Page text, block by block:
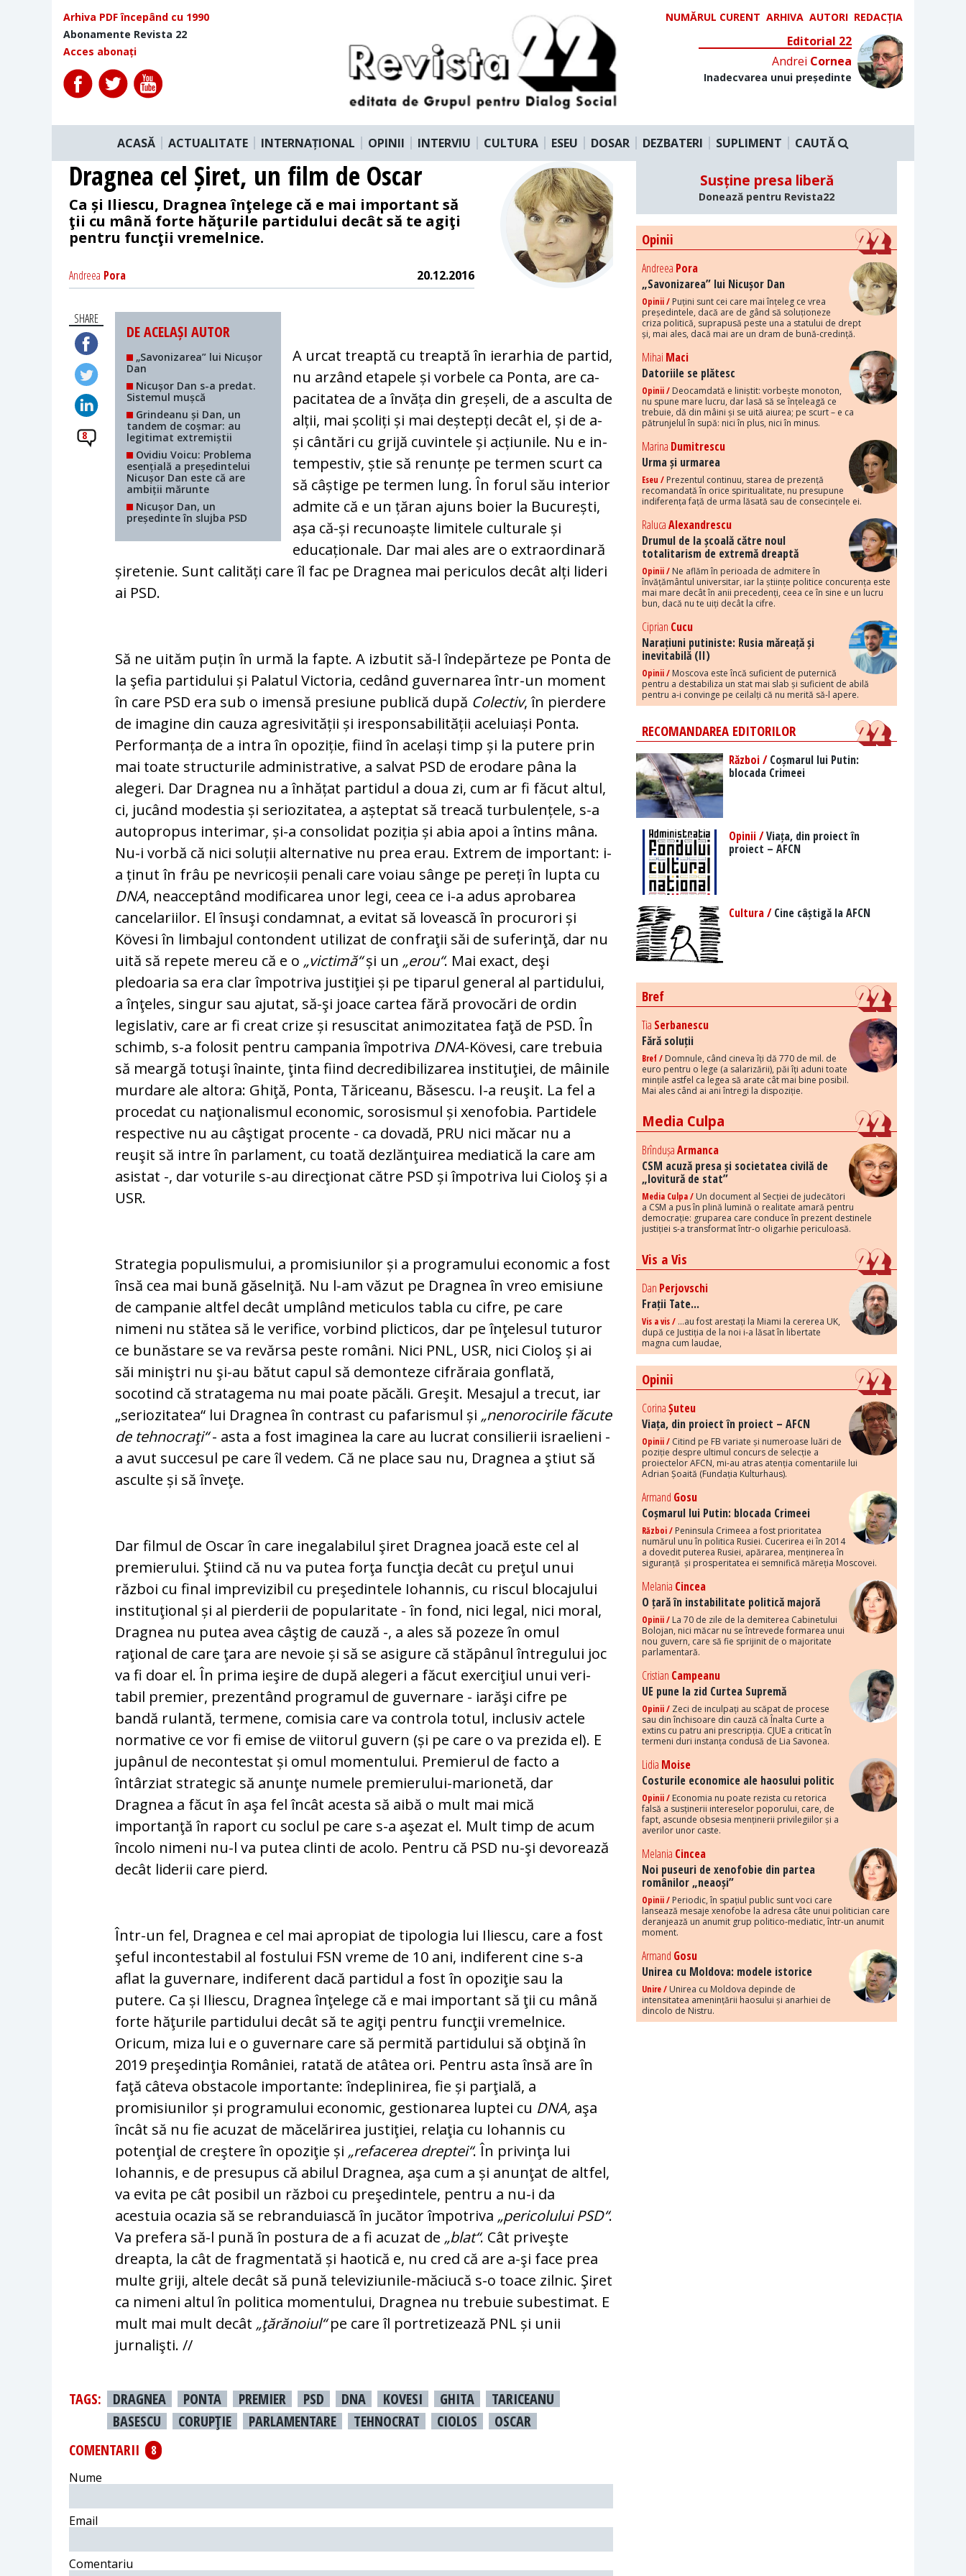
Arhiva PDF începând cu 1990
Abonamente Revista 22
Acces abonați
NUMĂRUL CURENT ARHIVA AUTORI REDACȚIA
Editorial 22
Andrei Cornea
Inadecvarea unui președinte
ACASĂ ACTUALITATE INTERNAȚIONAL OPINII INTERVIU CULTURA ESEU DOSAR DEZBATERI SUPLIMENT CAUTĂ
Dragnea cel Șiret, un film de Oscar
Ca și Iliescu, Dragnea înţelege că e mai important să
ţii cu mână forte hăţurile partidului decât să te agiţi
pentru funcţii vremelnice.
Andreea Pora 20.12.2016
SHARE
8
DE ACELAȘI AUTOR
„Savonizarea” lui Nicușor
Dan
Nicușor Dan s-a predat.
Sistemul mușcă
Grindeanu și Dan, un
tandem de coșmar: au
legitimat extremiștii
Ovidiu Voicu: Problema
esențială a președintelui
Nicușor Dan este că are
ambiții mărunte
Nicușor Dan, un
președinte în slujba PSD
A urcat treaptă cu treaptă în ierarhia de par­tid,
nu arzând etapele și vorbele ca Ponta, are ca­
pacitatea de a învăța din greșeli, de a asculta de
alții, mai școliți și mai deștepți decât el, și de a-
și cântări cu grijă cu­vin­tele și acțiunile. Nu e in­
tem­pes­tiv, știe să renunțe pe ter­men scurt ca
să câștige pe ter­men lung. În forul său in­te­rior
admite că e un țăran ajuns boier la București,
așa că-și re­cunoaște limitele culturale și
educaționale. Dar mai ales are o extraordinară
șiretenie. Sunt calități care îl fac pe Drag­nea mai periculos decât alți lideri
ai PSD.
Să ne uităm puțin în urmă la fapte. A izbutit să-l îndepărteze pe Ponta de
la şefia par­ti­du­lui și Palatul Victoria, cedând guvernarea în­tr-un moment
în care PSD era sub o imensă presiune publică după Colectiv, în pierdere
de imagine din cauza agresivității și ires­pon­sa­bi­li­tății aceluiași Ponta.
Performanța de a intra în opoziție, fiind în același timp și la putere prin
mai toate structurile administrative, a salvat PSD de erodare pâna la
alegeri. Dar Dragnea nu a înhățat partidul a doua zi, cum ar fi fă­cut altul,
ci, jucând modestia și seriozitatea, a așteptat să treacă turbulențele, s-a
auto­pro­pus interimar, și-a consolidat poziția și abia apoi a întins mâna.
Nu-i vorbă că nici soluții al­ternative nu prea erau. Extrem de im­por­tant: i-
a ținut în frâu pe nevricoșii penali care voiau sânge pe pereți în lupta cu
DNA, ne­ac­cep­tând modificarea unor legi, ceea ce i-a adus aprobarea
cancelariilor. El însuşi con­dam­nat, a evitat să lovească în procurori și
Kövesi în lim­bajul contondent utilizat de confraţii săi de suferinţă, dar nu
uită să repete mereu că e o „victimă“și un „erou“. Mai exact, deşi
pledoaria sa era clar împotriva justiţiei și pe tiparul general al partidului,
a înţeles, singur sau ajutat, să-şi joace cartea fără provocări de ordin
legislativ, care ar fi creat crize și resuscitat animozitatea faţă de PSD. În
schimb, s-a folosit pentru campania împotriva DNA-Kövesi, care trebuia
să mear­gă totuşi înainte, ţinta fiind decredibilizarea ins­tituţiei, de mâinile
murdare ale altora: Ghi­ţă, Ponta, Tăriceanu, Băsescu. I-a reuşit. La fel a
procedat cu naţionalismul economic, so­ro­sismul și xenofobia. Partidele
respective nu au câştigat procente - ca dovadă, PRU nici mă­car nu a
reuşit să intre în parlament, cu toată dezlănţuirea mediatică la care am
asis­tat -, dar voturile s-au direcţionat către PSD și împotriva lui Cioloş și a
USR.
Strategia populismului, a promisiunilor și a pro­gramului economic a fost
însă cea mai bună găselniţă. Nu l-am văzut pe Dragnea în vreo emi­siune
de campanie altfel decât umplând me­ticulos tabla cu cifre, pe care
nimeni nu stă­tea să le verifice, vorbind plicticos, dar pe în­ţelesul tuturor
ce bunăstare se va revărsa pes­te români. Nici PNL, USR, nici Cioloş și ai
săi miniştri nu şi-au bătut capul să de­mon­teze cifrăraia gonflată,
socotind că stra­ta­ge­ma nu mai poate păcăli. Greşit. Mesajul a tre­cut, iar
„seriozitatea“ lui Dragnea în contrast cu pafarismul și „nenorocirile făcute
de teh­no­craţi“- asta a fost imaginea la care au lu­crat consilierii israelieni -
a avut succesul pe care îl vedem. Că ne place sau nu, Dragnea a ştiut să
asculte și să înveţe.
Dar filmul de Oscar în care inegalabilul şiret Drag­nea joacă este cel al
premierului. Ştiind că nu va putea forţa funcţia decât cu preţul unui
război cu final imprevizibil cu pre­şe­din­te­le Iohannis, cu riscul blocajului
instituţional și al pierderii de popularitate - în fond, nici le­gal, nici moral,
Dragnea nu putea avea câştig de cauză -, a ales să pozeze în omul
raţional de care ţara are nevoie și să se asigure că stă­pânul întregului joc
va fi doar el. În prima ie­şire de după alegeri a făcut exerciţiul unui ve­ri­
tabil premier, prezentând programul de gu­ver­nare - iarăşi cifre pe
bandă rulantă, ter­me­ne, comisia care va controla totul, inclusiv ac­te­le
normative ce vor fi emise de viitorul gu­vern (și pe care o va prezida el). E
jupânul de necontestat și omul momentului. Premierul de facto a
întârziat strategic să anunţe nu­me­le premierului-marionetă, dar
Dragnea a fă­cut în aşa fel încât acesta să aibă o mult mai mică
importanţă în raport cu soclul pe care s-a aşezat el. Mult timp de acum
încolo ni­meni nu-l va putea clinti de acolo. Pentru că PSD nu-şi devorează
decât liderii care pierd.
Într-un fel, Dragnea e cel mai apropiat de ti­po­logia lui Iliescu, care a fost
şeful incon­tes­ta­bil al fostului FSN vreme de 10 ani, indiferent ci­ne s-a
aflat la guvernare, indiferent dacă par­tidul a fost în opoziţie sau la
putere. Ca și Iliescu, Dragnea înţelege că e mai important să ţii cu mână
forte hăţurile partidului decât să te agiţi pentru funcţii vremelnice.
Oricum, mi­za lui e o guvernare care să permită par­ti­du­lui să obţină în
2019 preşedinţia României, ratată de atâtea ori. Pentru asta însă are în
faţă câteva obstacole importante: înde­pli­ni­rea, fie și parţială, a
promisiunilor și pro­gra­mului economic, gestionarea luptei cu DNA, aşa
încât să nu fie acuzat de măcelărirea jus­ti­ţiei, relaţia cu Iohannis cu
potenţial de creş­te­re în opoziţie și „refacerea dreptei“. În pri­vin­ţa lui
Iohannis, e de presupus că abilul Drag­nea, aşa cum a și anunţat de altfel,
va evita pe cât posibil un război cu preşedintele, pen­tru a nu-i da
acestuia ocazia să se rebran­du­ias­că în jucător împotriva „pericolului PSD“.
Va pre­fe­ra să-l pună în postura de a fi acu­zat de „blat“. Cât priveşte
dreapta, la cât de frag­mentată și haotică e, nu cred că are a-şi face prea
multe griji, altele decât să pună te­le­vi­ziu­nile-mă­ciu­că s-o toace zilnic. Şiret
ca nimeni altul în po­li­tica momentului, Dragnea nu treb­u­ie sub­es­ti­mat. E
mult mai mult decât „ţă­ră­no­iul“pe care îl portretizează PNL și unii
jurnalişti. //
TAGS: DRAGNEA PONTA PREMIER PSD DNA KOVESI GHITA
TARICEANU
BASESCU
CORUPŢIE PARLAMENTARE TEHNOCRAT CIOLOS
OSCAR
COMENTARII
8
Nume
Email
Comentariu
Susține presa liberă
Donează pentru Revista22
Opinii
Andreea Pora
„Savonizarea” lui Nicușor Dan
Opinii / Puțini sunt cei care mai înțeleg ce vrea
președintele, dacă are de gând să soluționeze
criza politică, suprapusă peste una a statului de drept
și, mai ales, dacă mai are un dram de bună-credință.
Mihai Maci
Datoriile se plătesc
Opinii / Deocamdată e liniștit: vorbește monoton,
nu spune mare lucru, dar lasă să se înțeleagă ce
trebuie, dă din mâini și se uită aiurea; pe scurt – e ca
pătrunjelul în supă: nici în plus, nici în minus.
Marina Dumitrescu
Urma și urmarea
Eseu / Prezentul continuu, starea de prezență
recomandată în orice spiritualitate, nu presupune
indiferența față de urma lăsată sau de consecințele ei.
RalucaAlexandrescu
Drumul de la școală către noul
totalitarism de extremă dreaptă
Opinii / Ne aflăm în perioada de admitere în
învățământul universitar, iar la științe politice concurența este
mai mare decât în anii precedenți, ceea ce în sine e un lucru
bun, dacă nu te uiți decât la cifre.
Ciprian Cucu
Narațiuni putiniste: Rusia măreață și
inevitabilă (II)
Opinii / Moscova este încă suficient de puternică
pentru a destabiliza un stat mai slab și suficient de abilă
pentru a-i convinge pe ceilalți că nu merită să-l apere.
RECOMANDAREA EDITORILOR
Război /Coșmarul lui Putin:
blocada Crimeei
Opinii /Viața, din proiect în
proiect – AFCN
Cultura /Cine câștigă la AFCN
Bref
Tia Serbanescu
Fără soluții
Bref / Domnule, când cineva îți dă 770 de mil. de
euro pentru o lege (a salarizării), păi îți aduni toate
mințile astfel ca legea să arate cât mai bine posibil.
Mai ales când ai ani întregi la dispoziție.
Media Culpa
BrîndușaArmanca
CSM acuză presa și societatea civilă de
„lovitură de stat”
Media Culpa / Un document al Secției de judecători
a CSM a pus în plină lumină o realitate amară pentru
democrație: gruparea care conduce în prezent destinele
justiției s-a transformat într-o oligarhie periculoasă.
Vis a Vis
Dan Perjovschi
Frații Tate...
Vis a vis / ...au fost arestați la Miami la cererea UK,
după ce Justiția de la noi i-a lăsat în libertate
magna cum laudae,
Opinii
CorinaȘuteu
Viața, din proiect în proiect – AFCN
Opinii / Citind pe FB variate și numeroase luări de
poziție despre ultimul concurs de selecție a
proiectelor AFCN, mi-au atras atenția comentariile lui
Adrian Șoaită (Fundația Kulturhaus).
Armand Gosu
Coșmarul lui Putin: blocada Crimeei
Război / Peninsula Crimeea a fost prioritatea
numărul unu în politica Rusiei. Cucerirea ei în 2014
a dovedit puterea Rusiei, apărarea, menținerea în
siguranță și prosperitatea ei semnifică măreția Moscovei.
Melania Cincea
O țară în instabilitate politică majoră
Opinii / La 70 de zile de la demiterea Cabinetului
Bolojan, nici măcar nu se întrevede formarea unui
nou guvern, care să fie sprijinit de o majoritate
parlamentară.
Cristian Campeanu
UE pune la zid Curtea Supremă
Opinii / Zeci de inculpați au scăpat de procese
sau din închisoare din cauză că Înalta Curte a
extins cu patru ani prescripția. CJUE a criticat în
termeni duri instanța condusă de Lia Savonea.
Lidia Moise
Costurile economice ale haosului politic
Opinii / Economia nu poate rezista cu retorica
falsă a susținerii intereselor poporului, care, de
fapt, ascunde obsesia menținerii privilegiilor și a
averilor unor caste.
Melania Cincea
Noi puseuri de xenofobie din partea
românilor „neaoși”
Opinii / Periodic, în spațiul public sunt voci care
lansează mesaje xenofobe la adresa câte unui politician care
deranjează un anumit grup politico-mediatic, într-un anumit
moment.
Armand Gosu
Unirea cu Moldova: modele istorice
Unire / Unirea cu Moldova depinde de
intensitatea amenințării haosului și anarhiei de
dincolo de Nistru.